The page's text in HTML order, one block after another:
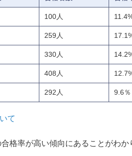
100人
259人
330人
408人
292人 9.6％
て
格率が高い傾向にあることがわか